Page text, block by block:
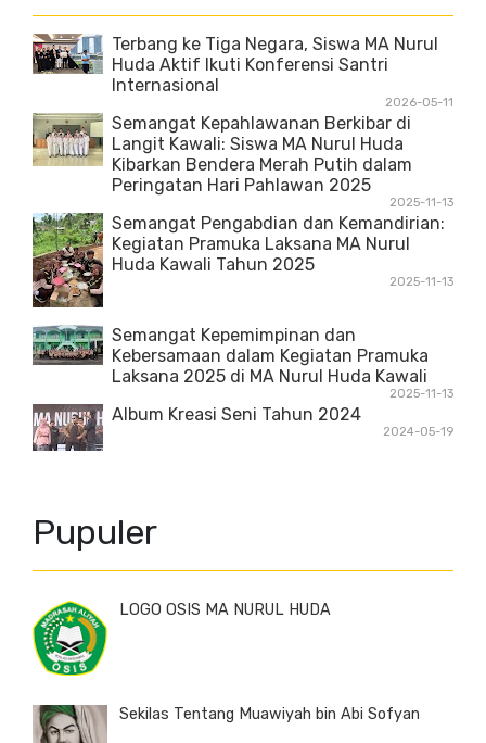
Terbang ke Tiga Negara, Siswa MA Nurul
Huda Aktif Ikuti Konferensi Santri
Internasional
2026-05-11
Semangat Kepahlawanan Berkibar di
Langit Kawali: Siswa MA Nurul Huda
Kibarkan Bendera Merah Putih dalam
Peringatan Hari Pahlawan 2025
2025-11-13
Semangat Pengabdian dan Kemandirian:
Kegiatan Pramuka Laksana MA Nurul
Huda Kawali Tahun 2025
2025-11-13
Semangat Kepemimpinan dan
Kebersamaan dalam Kegiatan Pramuka
Laksana 2025 di MA Nurul Huda Kawali
2025-11-13
Album Kreasi Seni Tahun 2024
2024-05-19
Pupuler
LOGO OSIS MA NURUL HUDA
Sekilas Tentang Muawiyah bin Abi Sofyan